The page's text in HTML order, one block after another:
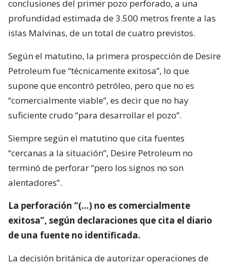
conclusiones del primer pozo perforado, a una
profundidad estimada de 3.500 metros frente a las
islas Malvinas, de un total de cuatro previstos.
Según el matutino, la primera prospección de Desire
Petroleum fue “técnicamente exitosa”, lo que
supone que encontró petróleo, pero que no es
“comercialmente viable”, es decir que no hay
suficiente crudo “para desarrollar el pozo”.
Siempre según el matutino que cita fuentes
“cercanas a la situación”, Desire Petroleum no
terminó de perforar “pero los signos no son
alentadores”.
La perforación “(…) no es comercialmente
exitosa”, según declaraciones que cita el diario
de una fuente no identificada.
La decisión británica de autorizar operaciones de